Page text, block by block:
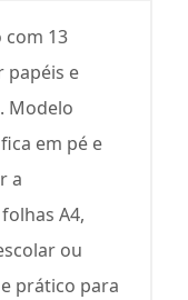
com 13
papéis e
Modelo
em pé e
a
A4,
ou
prático para